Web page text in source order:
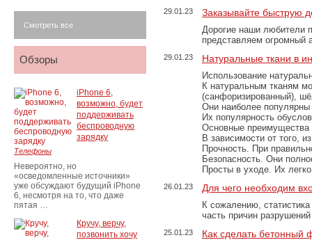
29.01.23 Заказывайте быструю
Дорогие наши любители
представляем огромный
29.01.23 Натуральные ткани в
Использование
К натуральным тканям
(санфоризированный),
Они наиболее популярны
Их популярность
Основные преимущества
В зависимости от того,
Прочность. При
Безопасность. Они
Просты в уходе. Их
26.01.23 Для чего необходим
К сожалению,
часть причин
25.01.23 Как сделать бетонный
Смотреть все
Обзоры
iPhone 6,
возможно, будет
поддерживать
беспроводную
зарядку
Телефоны
Невероятно, но
«осведомленные источники»
уже обсуждают будущий iPhone
6, несмотря на то, что даже
пятая …
Кручу, верчу,
позвонить хочу